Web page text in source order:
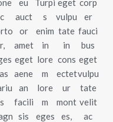
c
r,
s
eu
auct
or
amet
eget
aene
an
facili
sis
Turpi
s
enim
in
lore
m
lore
m
eges
eget
vulpu
tate
in
cons
ectet
ur
mont
es,
corp
er
fauci
bus
eget
vulpu
tate
velit
ac